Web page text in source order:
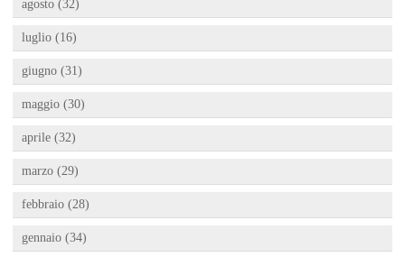
agosto (32)
luglio (16)
giugno (31)
maggio (30)
aprile (32)
marzo (29)
febbraio (28)
gennaio (34)